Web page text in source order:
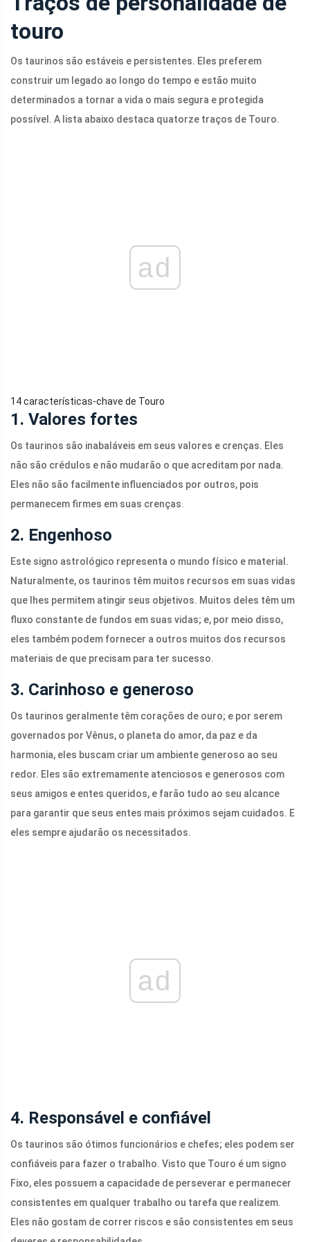
touro
Os taurinos são estáveis ​​e persistentes. Eles preferem
construir um legado ao longo do tempo e estão muito
determinados a tornar a vida o mais segura e protegida
possível. A lista abaixo destaca quatorze traços de Touro.
ad
14 características-chave de Touro
1. Valores fortes
Os taurinos são inabaláveis ​​em seus valores e crenças. Eles
não são crédulos e não mudarão o que acreditam por nada.
Eles não são facilmente influenciados por outros, pois
permanecem firmes em suas crenças.
2. Engenhoso
Este signo astrológico representa o mundo físico e material.
Naturalmente, os taurinos têm muitos recursos em suas vidas
que lhes permitem atingir seus objetivos. Muitos deles têm um
fluxo constante de fundos em suas vidas; e, por meio disso,
eles também podem fornecer a outros muitos dos recursos
materiais de que precisam para ter sucesso.
3. Carinhoso e generoso
Os taurinos geralmente têm corações de ouro; e por serem
governados por Vênus, o planeta do amor, da paz e da
harmonia, eles buscam criar um ambiente generoso ao seu
redor. Eles são extremamente atenciosos e generosos com
seus amigos e entes queridos, e farão tudo ao seu alcance
para garantir que seus entes mais próximos sejam cuidados. E
eles sempre ajudarão os necessitados.
ad
4. Responsável e confiável
Os taurinos são ótimos funcionários e chefes; eles podem ser
confiáveis ​​para fazer o trabalho. Visto que Touro é um signo
Fixo, eles possuem a capacidade de perseverar e permanecer
consistentes em qualquer trabalho ou tarefa que realizem.
Eles não gostam de correr riscos e são consistentes em seus